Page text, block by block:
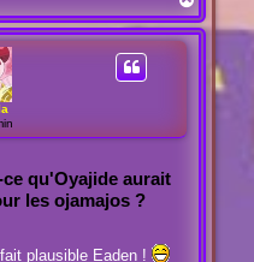
a
u
qu'Oyajide aurait
les ojamajos ?
plausible Eaden !